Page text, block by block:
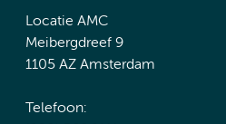
Locatie AMC
Meibergdreef 9
1105 AZ Amsterdam
Telefoon: